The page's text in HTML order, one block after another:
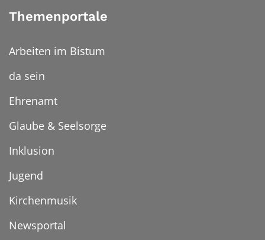
Themenportale
Arbeiten im Bistum
da sein
Ehrenamt
Glaube & Seelsorge
Inklusion
Jugend
Kirchenmusik
Newsportal